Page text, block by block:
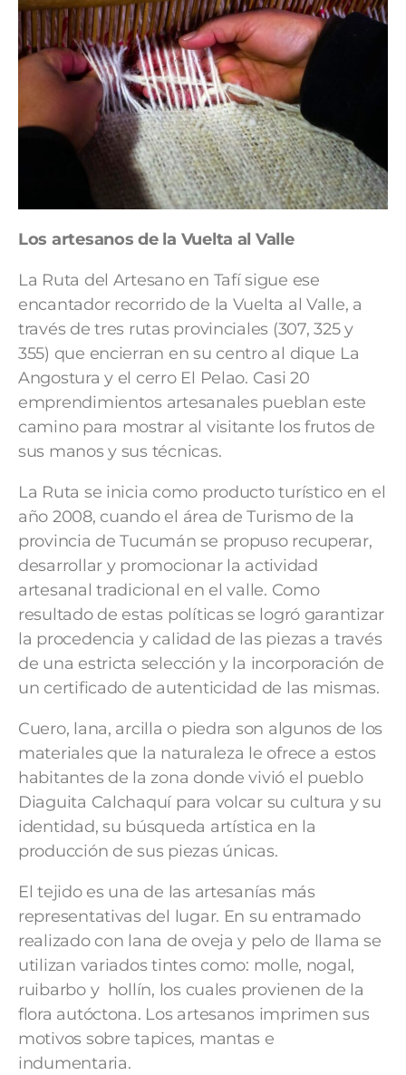
Los artesanos de la Vuelta al Valle
La Ruta del Artesano en Tafí sigue ese
encantador recorrido de la Vuelta al Valle, a
través de tres rutas provinciales (307, 325 y
355) que encierran en su centro al dique La
Angostura y el cerro El Pelao. Casi 20
emprendimientos artesanales pueblan este
camino para mostrar al visitante los frutos de
sus manos y sus técnicas.
La Ruta se inicia como producto turístico en el
año 2008, cuando el área de Turismo de la
provincia de Tucumán se propuso recuperar,
desarrollar y promocionar la actividad
artesanal tradicional en el valle. Como
resultado de estas políticas se logró garantizar
la procedencia y calidad de las piezas a través
de una estricta selección y la incorporación de
un certificado de autenticidad de las mismas.
Cuero, lana, arcilla o piedra son algunos de los
materiales que la naturaleza le ofrece a estos
habitantes de la zona donde vivió el pueblo
Diaguita Calchaquí para volcar su cultura y su
identidad, su búsqueda artística en la
producción de sus piezas únicas.
El tejido es una de las artesanías más
representativas del lugar. En su entramado
realizado con lana de oveja y pelo de llama se
utilizan variados tintes como: molle, nogal,
ruibarbo y hollín, los cuales provienen de la
flora autóctona. Los artesanos imprimen sus
motivos sobre tapices, mantas e
indumentaria.